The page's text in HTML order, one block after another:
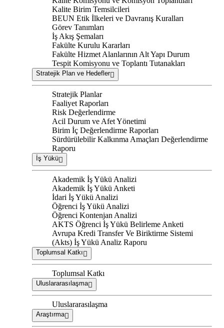
Kalite Birim Temsilcileri
BEUN Etik İlkeleri ve Davranış Kuralları
Görev Tanımları
İş Akış Şemaları
Fakülte Kurulu Kararları
Fakülte Hizmet Alanlarının Alt Yapı Durum
Tespit Komisyonu ve Toplantı Tutanakları
Stratejik Plan ve Hedefler
Stratejik Planlar
Faaliyet Raporları
Risk Değerlendirme
Acil Durum ve Afet Yönetimi
Birim İç Değerlendirme Raporları
Sürdürülebilir Kalkınma Amaçları Değerlendirme
Raporu
İş Yükü
Akademik İş Yükü Analizi
Akademik İş Yükü Anketi
İdari İş Yükü Analizi
Öğrenci İş Yükü Analizi
Öğrenci Kontenjan Analizi
AKTS Öğrenci İş Yükü Belirleme Anketi
Avrupa Kredi Transfer Ve Biriktirme Sistemi
(Akts) İş Yükü Analiz Raporu
Toplumsal Katkı
Toplumsal Katkı
Uluslararasılaşma
Uluslararasılaşma
Araştırma